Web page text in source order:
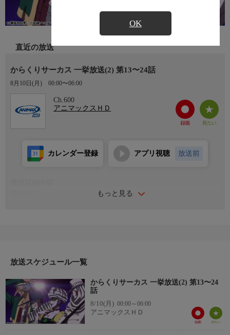
OK
直近の放送
からくりサーカス 一挙放送(2) 第13〜24話
8月10日(月) 00:00〜06:00
Ch.600
アニマックスＨＤ
もっと見る
カレンダー登録 アプリ視聴 放送前
オネット)を操る銀髪の少女しろがねに助けられる。
※全36話を3週連続(8/2〜16)で一挙に放送！
放送スケジュール一覧
からくりサーカス 一挙放送(2) 第13〜24
話
8/10(月) 00:00～06:00
アニマックスＨＤ